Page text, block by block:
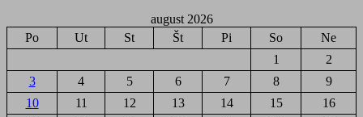
august 2026
Po
Ut St Št Pi So
Ne
1
2
3
4 5 6 7 8
9
10
11 12 13 14 15
16